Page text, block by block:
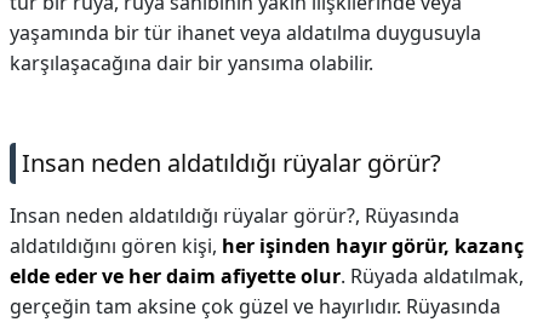
yaşamında bir tür ihanet veya aldatılma duygusuyla
karşılaşacağına dair bir yansıma olabilir.
Insan neden aldatıldığı rüyalar görür?
Insan neden aldatıldığı rüyalar görür?, Rüyasında
aldatıldığını gören kişi, her işinden hayır görür, kazanç
elde eder ve her daim afiyette olur. Rüyada aldatılmak,
gerçeğin tam aksine çok güzel ve hayırlıdır. Rüyasında